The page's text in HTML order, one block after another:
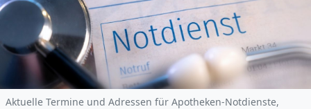
Aktuelle Termine und Adressen für Apotheken-Notdienste,